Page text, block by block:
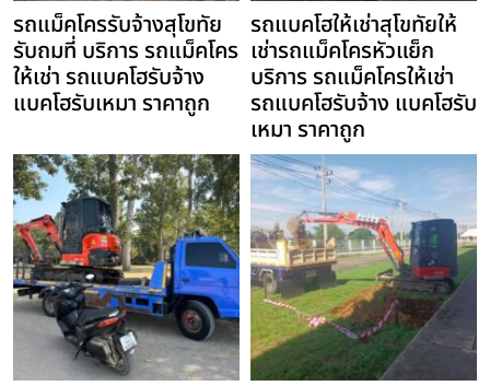
รถแม็คโครรับจ้างสุโขทัย
รับถมที่ บริการ รถแม็คโคร
ให้เช่า รถแบคโฮรับจ้าง
แบคโฮรับเหมา ราคาถูก
รถแบคโฮให้เช่าสุโขทัยให้
เช่ารถแม็คโครหัวแย็ก
บริการ รถแม็คโครให้เช่า
รถแบคโฮรับจ้าง แบคโฮรับ
เหมา ราคาถูก